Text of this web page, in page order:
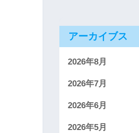
アーカイブス
2026年8月
2026年7月
2026年6月
2026年5月